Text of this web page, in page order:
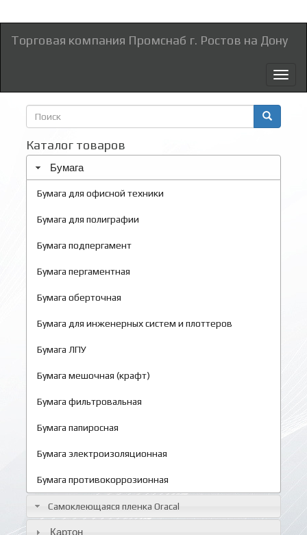
Торговая компания Промснаб г. Ростов на Дону
Форма
поиска
Каталог товаров
Бумага
Бумага для офисной техники
Бумага для полиграфии
Бумага подпергамент
Бумага пергаментная
Бумага оберточная
Бумага для инженерных систем и плоттеров
Бумага ЛПУ
Бумага мешочная (крафт)
Бумага фильтровальная
Бумага папиросная
Бумага электроизоляционная
Бумага противокоррозионная
Самоклеющаяся пленка Oracal
Картон